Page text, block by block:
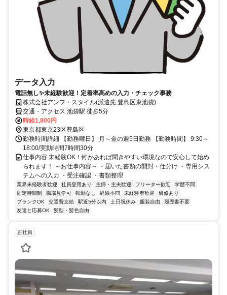
データ入力
電話無し✨未経験歓迎！定着率高めの入力・チェック事務
株式会社アンフ・スタイル(派遣先:豊島区東池袋)
交通・アクセス 池袋駅 徒歩5分
時給1,800円
東京都東京23区豊島区
勤務時間詳細 【勤務曜日】 月～金の週5日勤務 【勤務時間】 9:30～
18:00/実動時間7時間30分
仕事内容 未経験OK！何かあれば聞きやすい環境なので安心して始め
られます！ ～お仕事内容～ ・届いた書類の開封・仕分け ・専用シス
テムへの入力 ・受注確認 ・書類整理
業界未経験者歓迎 社員登用あり 主婦・主夫歓迎 フリーター歓迎
学歴不問
固定時間制
職場見学可 転勤なし 経験不問 未経験者歓迎
研修あり
ブランクOK
交通費支給 駅近5分以内 土日祝休み 服装自由
履歴書不要
友達と応募OK
髪型・髪色自由
正社員